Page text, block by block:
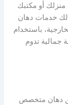
أو مكتبك
لك خدمات دهان
باستخدام
جمالية تدوم
دهان متخصص